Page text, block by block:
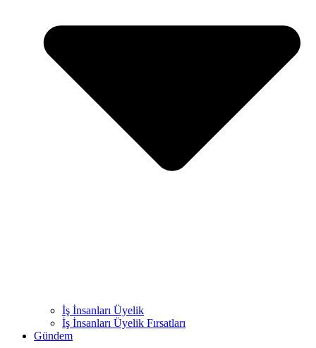
İş İnsanları Üyelik
İş İnsanları Üyelik Fırsatları
Gündem